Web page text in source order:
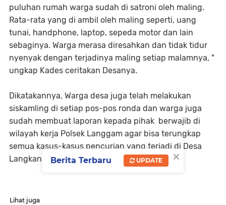
puluhan rumah warga sudah di satroni oleh maling.
Rata-rata yang di ambil oleh maling seperti, uang
tunai, handphone, laptop, sepeda motor dan lain
sebaginya. Warga merasa diresahkan dan tidak tidur
nyenyak dengan terjadinya maling setiap malamnya, "
ungkap Kades ceritakan Desanya.
Dikatakannya, Warga desa juga telah melakukan
siskamling di setiap pos-pos ronda dan warga juga
sudah membuat laporan kepada pihak berwajib di
wilayah kerja Polsek Langgam agar bisa terungkap
semua kasus-kasus pencurian yang terjadi di Desa
Langkan.
Lihat juga
×
Berita Terbaru UPDATE